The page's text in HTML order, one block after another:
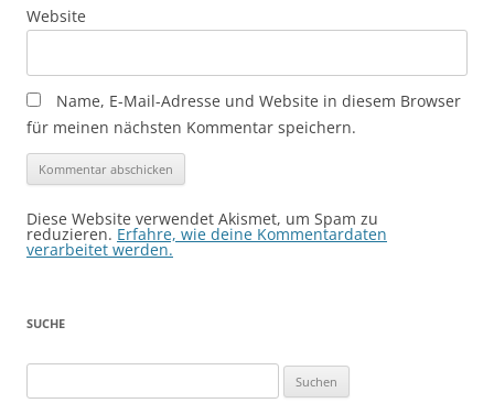
Website
Name, E-Mail-Adresse und Website in diesem Browser
für meinen nächsten Kommentar speichern.
Diese Website verwendet Akismet, um Spam zu
reduzieren. Erfahre, wie deine Kommentardaten
verarbeitet werden.
SUCHE